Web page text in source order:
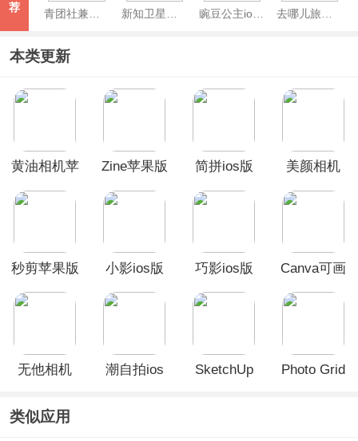
荐
青团社兼职苹果版
本类更新
黄油相机苹
Zine苹果版 简拼ios版
美颜相机
秒剪苹果版 小影ios版 巧影ios版
Canva可画
无他相机
潮自拍ios
SketchUp
Photo Grid
类似应用